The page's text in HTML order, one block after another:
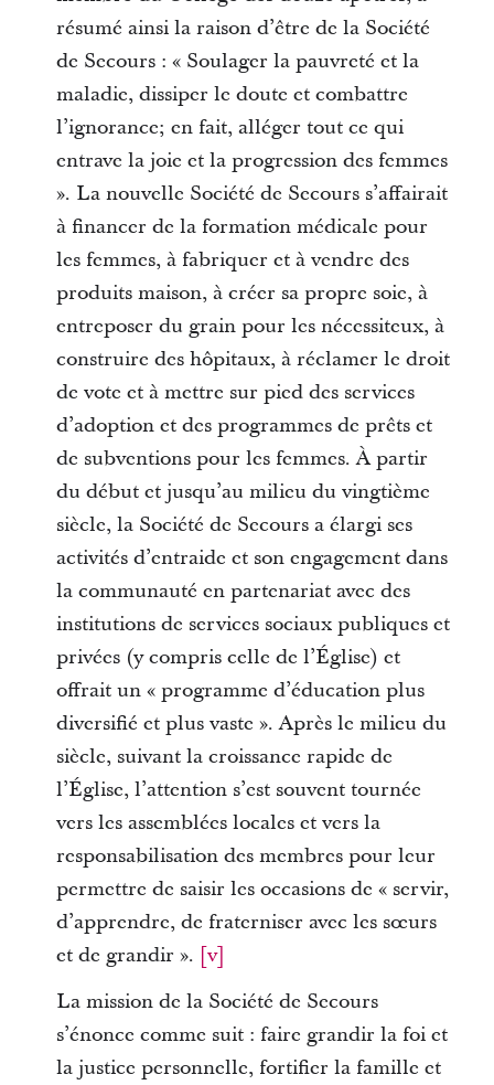
résumé ainsi la raison d’être de la Société
de Secours : « Soulager la pauvreté et la
maladie, dissiper le doute et combattre
l’ignorance; en fait, alléger tout ce qui
entrave la joie et la progression des femmes
». La nouvelle Société de Secours s’affairait
à financer de la formation médicale pour
les femmes, à fabriquer et à vendre des
produits maison, à créer sa propre soie, à
entreposer du grain pour les nécessiteux, à
construire des hôpitaux, à réclamer le droit
de vote et à mettre sur pied des services
d’adoption et des programmes de prêts et
de subventions pour les femmes. À partir
du début et jusqu’au milieu du vingtième
siècle, la Société de Secours a élargi ses
activités d’entraide et son engagement dans
la communauté en partenariat avec des
institutions de services sociaux publiques et
privées (y compris celle de l’Église) et
offrait un « programme d’éducation plus
diversifié et plus vaste ». Après le milieu du
siècle, suivant la croissance rapide de
l’Église, l’attention s’est souvent tournée
vers les assemblées locales et vers la
responsabilisation des membres pour leur
permettre de saisir les occasions de « servir,
d’apprendre, de fraterniser avec les sœurs
et de grandir ». [v]
La mission de la Société de Secours
s’énonce comme suit : faire grandir la foi et
la justice personnelle, fortifier la famille et